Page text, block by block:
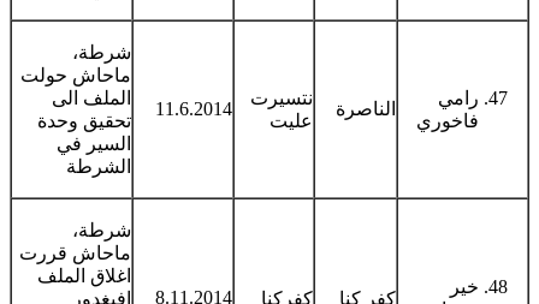
رامي
فاخوري
الناصرة
نتسيرت
عليت
11.6.2014
شرطة،
ماحاش حولت
الملف الى
تحقيق وحدة
السير في
الشرطة
خير
كفر كنا كفركنا 8.11.2014
شرطة،
ماحاش قررت
اغلاق الملف
افيغدور